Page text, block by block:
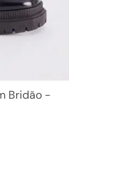
Bridão -